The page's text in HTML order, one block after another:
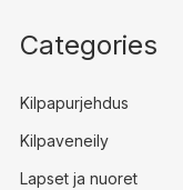
Categories
Kilpapurjehdus
Kilpaveneily
Lapset ja nuoret